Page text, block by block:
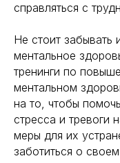
справляться с
Не стоит забывать
ментальное
тренинги по
ментальном
на то, чтобы
стресса и тревоги
меры для их
заботиться о